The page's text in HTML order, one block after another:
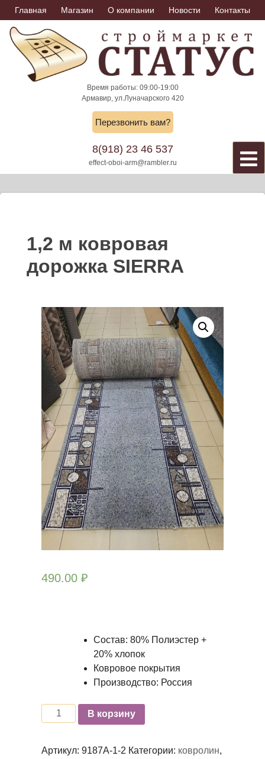
Skip
to
content
Главная Магазин О компании Новости Контакты
Время работы: 09:00-19:00
Армавир, ул.Луначарского 420
Перезвонить вам?
8(918) 23 46 537
effect-oboi-arm@rambler.ru
1,2 м ковровая
дорожка SIERRA
490.00 ₽
Состав: 80% Полиэстер +
20% хлопок
Ковровое покрытия
Производство: Россия
КоличествоВ корзину
Артикул: 9187А-1-2 Категории: ковролин,